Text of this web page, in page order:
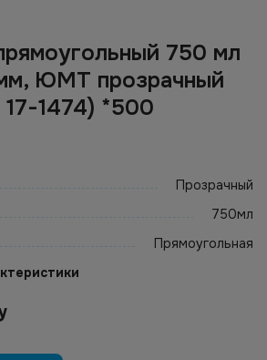
750 мл
ЮМТ прозрачный
1474) *500
Прозрачный
750мл
Прямоугольная